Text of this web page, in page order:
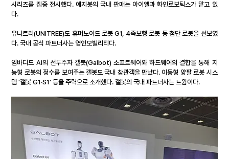
시리즈를 집중 전시했다. 애지봇의 국내 판매는 아이엘과 화인로보틱스가 맡고 있
다.
유니트리(UNITREE)도 휴머노이드 로봇 G1, 4족보행 로봇 등 첨단 로봇을 선보였
다. 국내 공식 파트너사는 영인모빌리티다.
임바디드 AI의 선두주자 갤봇(Galbot) 소프트웨어와 하드웨어의 결합을 통해 지
능형 로봇의 정수를 보여주는 갤봇도 국내 참관객을 만났다. 이동형 양팔 로봇 시스
템 '갤봇 G1·S1' 등을 주력으로 소개했다. 갤봇의 국내 파트너사는 트윔이다.